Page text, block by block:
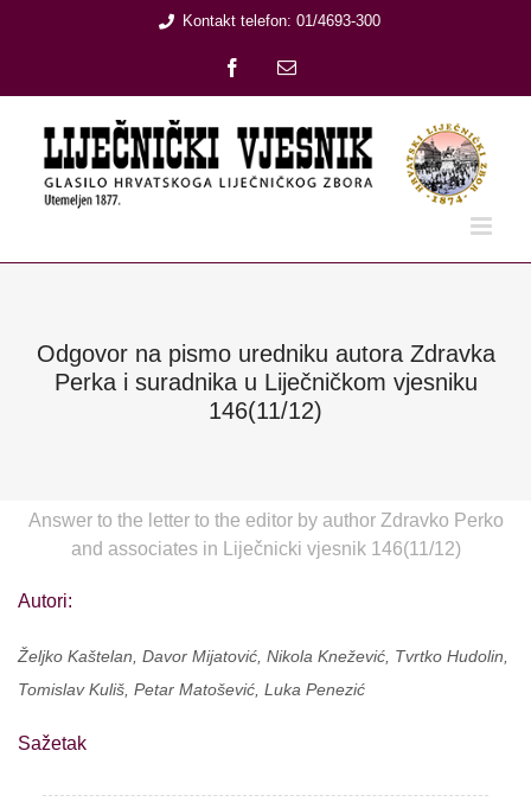
Kontakt telefon: 01/4693-300
FacebookEmail:
Odgovor na pismo uredniku autora Zdravka
Perka i suradnika u Liječničkom vjesniku
146(11/12)
Answer to the letter to the editor by author Zdravko Perko
and associates in Liječnicki vjesnik 146(11/12)
Autori:
Željko Kaštelan, Davor Mijatović, Nikola Knežević, Tvrtko Hudolin,
Tomislav Kuliš, Petar Matošević, Luka Penezić
Sažetak